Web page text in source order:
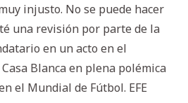
injusto. No se puede hacer
una revisión por parte de la
en un acto en el
Blanca en plena polémica
el Mundial de Fútbol. EFE